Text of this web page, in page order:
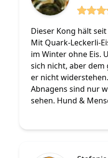
Dieser Kong hält
Mit Quark-Leckerli-
im Winter ohne Eis.
sich nicht, aber
er nicht
Abnagens sind nur
sehen. Hund &